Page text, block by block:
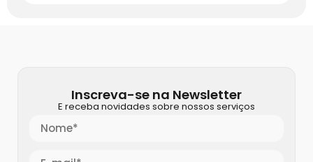
Inscreva-se na Newsletter
E receba novidades sobre nossos serviços